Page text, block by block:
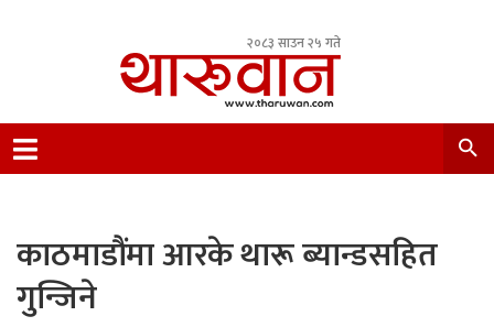
२०८३ साउन २५ गते
Nepal.
काठमाडौंमा आरके थारू ब्यान्डसहित
गुन्जिने